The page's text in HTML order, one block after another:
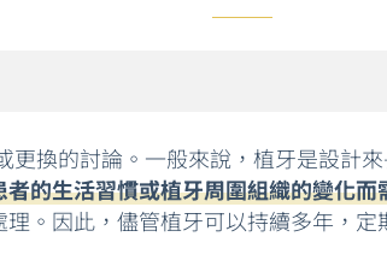
換的討論。一般來說，植牙是設計
的生活習慣或植牙周圍組織的變化而
。因此，儘管植牙可以持續多年，